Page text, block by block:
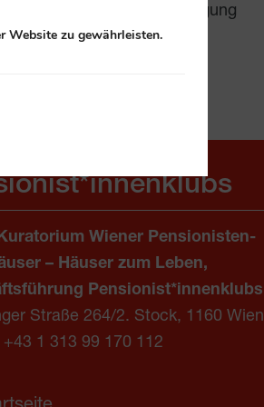
eine Wohnungsbesichtigung
Wiener Pensionisten-
– Häuser zum Leben,
Pensionist*innenklubs
Straße 264/2. Stock, 1160 Wien
+43 1 313 99 170 112
Website zu gewährleisten.